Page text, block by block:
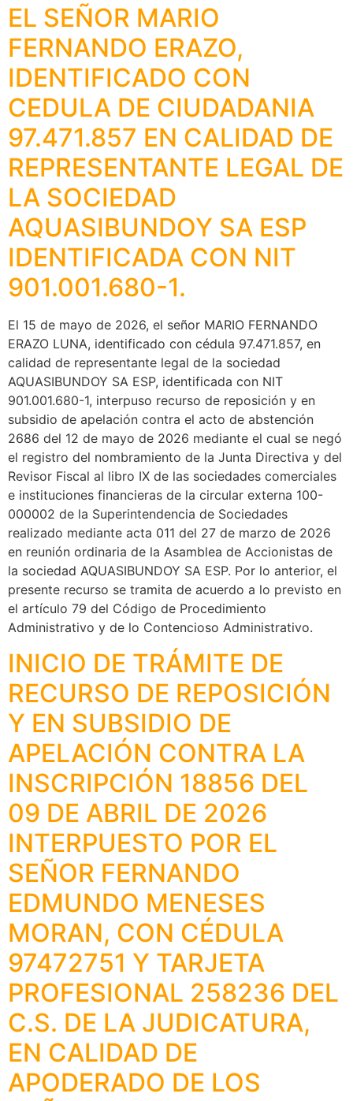
EL SEÑOR MARIO
FERNANDO ERAZO,
IDENTIFICADO CON
CEDULA DE CIUDADANIA
97.471.857 EN CALIDAD DE
REPRESENTANTE LEGAL DE
LA SOCIEDAD
AQUASIBUNDOY SA ESP
IDENTIFICADA CON NIT
901.001.680-1.
El 15 de mayo de 2026, el señor MARIO FERNANDO
ERAZO LUNA, identificado con cédula 97.471.857, en
calidad de representante legal de la sociedad
AQUASIBUNDOY SA ESP, identificada con NIT
901.001.680-1, interpuso recurso de reposición y en
subsidio de apelación contra el acto de abstención
2686 del 12 de mayo de 2026 mediante el cual se negó
el registro del nombramiento de la Junta Directiva y del
Revisor Fiscal al libro IX de las sociedades comerciales
e instituciones financieras de la circular externa 100-
000002 de la Superintendencia de Sociedades
realizado mediante acta 011 del 27 de marzo de 2026
en reunión ordinaria de la Asamblea de Accionistas de
la sociedad AQUASIBUNDOY SA ESP. Por lo anterior, el
presente recurso se tramita de acuerdo a lo previsto en
el artículo 79 del Código de Procedimiento
Administrativo y de lo Contencioso Administrativo.
INICIO DE TRÁMITE DE
RECURSO DE REPOSICIÓN
Y EN SUBSIDIO DE
APELACIÓN CONTRA LA
INSCRIPCIÓN 18856 DEL
09 DE ABRIL DE 2026
INTERPUESTO POR EL
SEÑOR FERNANDO
EDMUNDO MENESES
MORAN, CON CÉDULA
97472751 Y TARJETA
PROFESIONAL 258236 DEL
C.S. DE LA JUDICATURA,
EN CALIDAD DE
APODERADO DE LOS